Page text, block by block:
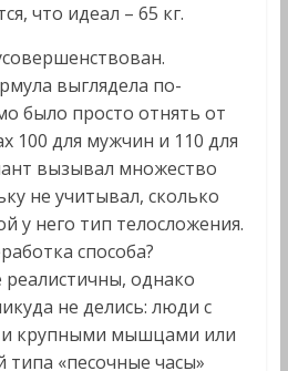
что идеал – 65 кг.
выглядела по-
было просто отнять от
100 для мужчин и 110 для
вызывал множество
не учитывал, сколько
у него тип телосложения.
способа?
однако
не делись: люди с
и крупными мышцами или
«песочные часы»